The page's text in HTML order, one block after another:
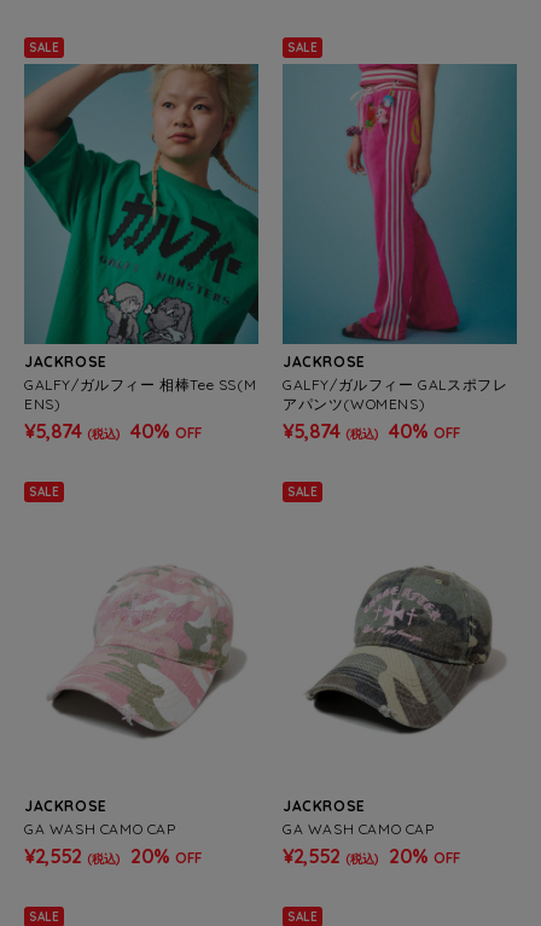
SALE
JACKROSE
GALFY/ガルフィー 相棒Tee SS(M
ENS)
¥5,874 (税込) 40% OFF
SALE
JACKROSE
GALFY/ガルフィー GALスポフレ
アパンツ(WOMENS)
¥5,874 (税込) 40% OFF
SALE
JACKROSE
GA WASH CAMO CAP
¥2,552 (税込) 20% OFF
SALE
JACKROSE
GA WASH CAMO CAP
¥2,552 (税込) 20% OFF
SALE SALE